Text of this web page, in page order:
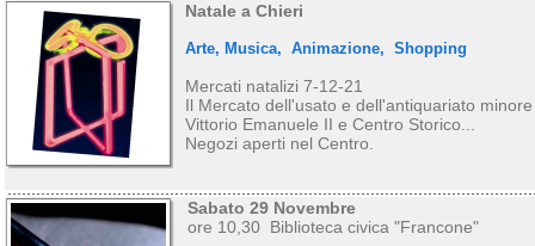
Natale a Chieri
Arte, Musica, Animazione, Shopping
Mercati natalizi 7-12-21
Il Mercato dell'usato e dell'antiquariato
Vittorio Emanuele II e Centro Storico...
Negozi aperti nel Centro.
Sabato 29 Novembre
ore 10,30 Biblioteca civica "Francone"